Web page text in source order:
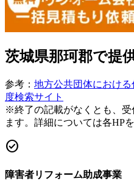
茨城県那珂郡で提
参考： 地方公共団体におけ
度検索サイト
※終了の記載がなくとも、
ます。詳細については各HP
check_circle
障害者リフォーム助成事業